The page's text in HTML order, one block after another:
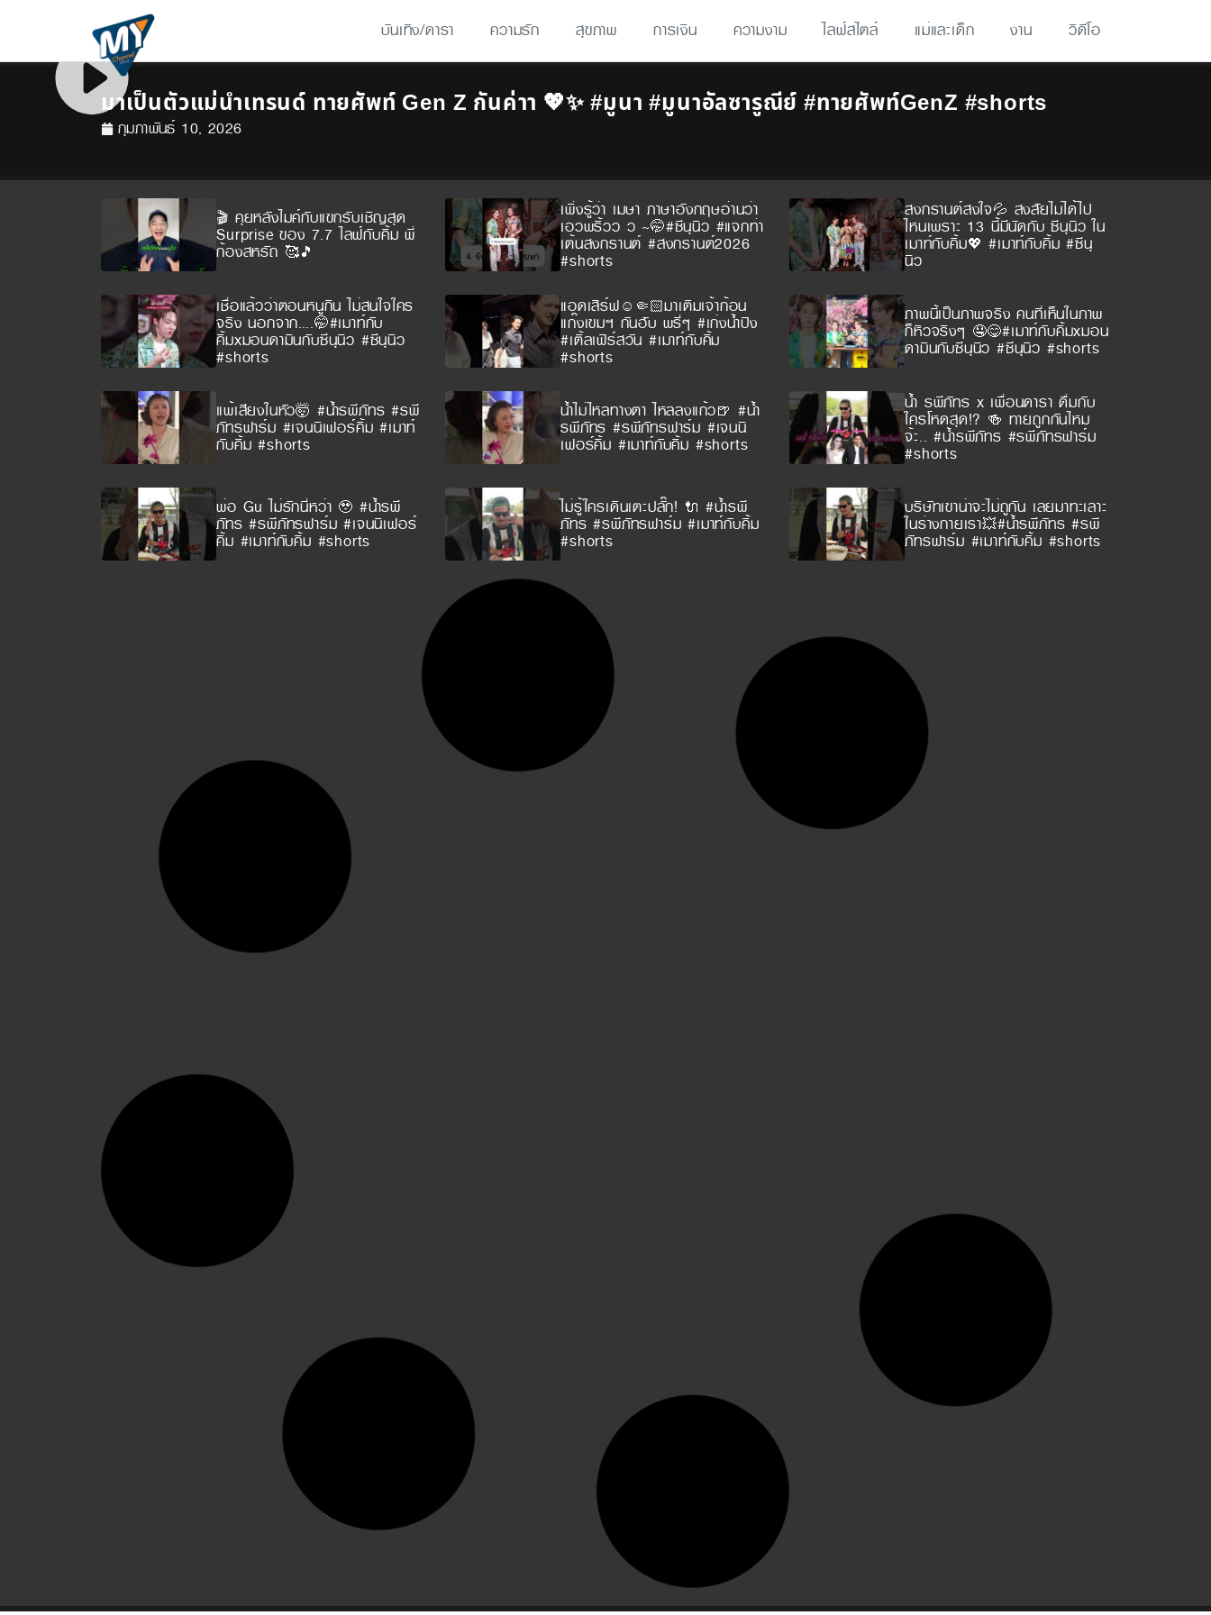
บันเทิง/ดารา ความรัก สุขภาพ การเงิน ความงาม ไลฟ์สไตล์ แม่และเด็ก งาน วิดีโอ
มาเป็นตัวแม่นำเทรนด์ ทายศัพท์ Gen Z กันค่าา 💖✨ #มูนา #มูนาอัลซารูณีย์ #ทายศัพท์GenZ #shorts
กุมภาพันธ์ 10, 2026
🎬 คุยหลังไมค์กับแขกรับเชิญสุด
Surprise ของ 7.7 ไลฟ์กับคิ้ม พี่
ก้องสหรัถ 🥰🎵
เพิ่งรู้ว่า เมษา ภาษาอังกฤษอ่านว่า
เอวพริ้วว ว ~🤭#ซีนุนิว #แจกท่า
เต้นสงกรานต์ #สงกรานต์2026
#shorts
สงกรานต์สงใจ💦 สงสัยไม่ได้ไป
ไหนเพราะ 13 นี้มีนัดกับ ซีนุนิว ใน
เมาท์กับคิ้ม💖 #เมาท์กับคิ้ม #ซีนุ
นิว
เชื่อแล้วว่าตอนหนูกิน ไม่สนใจใคร
จริง นอกจาก….🤭#เมาท์กับ
คิ้มxมอนดามินกับซีนุนิว #ซีนุนิว
#shorts
แอดเสิร์ฟ☺️🤏🏻มาเติมเจ้าก้อน
แก๊งเขมฯ กันฮับ พรี่ๆ #เก่งน้ำปิง
#เติ้ลเฟิร์สวัน #เมาท์กับคิ้ม
#shorts
ภาพนี้เป็นภาพจริง คนที่เห็นในภาพ
ก็หิวจริงๆ 🤤😋#เมาท์กับคิ้มxมอน
ดามินกับซีนุนิว #ซีนุนิว #shorts
แพ้เสียงในหัว🤯 #น้ำรพีภัทร #รพี
ภัทรฟาร์ม #เจนนิเฟอร์คิ้ม #เมาท์
กับคิ้ม #shorts
น้ำไม่ไหลทางตา ไหลลงแก้ว🍺 #น้ำ
รพีภัทร #รพีภัทรฟาร์ม #เจนนิ
เฟอร์คิ้ม #เมาท์กับคิ้ม #shorts
น้ำ รพีภัทร x เพื่อนดารา ดื่มกับ
ใครโหดสุด!? 🍻 ทายถูกกันไหม
จ้ะ.. #น้ำรพีภัทร #รพีภัทรฟาร์ม
#shorts
พ่อ Gu ไม่รักนี่หว่า 🥹 #น้ำรพี
ภัทร #รพีภัทรฟาร์ม #เจนนิเฟอร์
คิ้ม #เมาท์กับคิ้ม #shorts
ไม่รู้ใครเดินเตะปลั๊ก! 🔌 #น้ำรพี
ภัทร #รพีภัทรฟาร์ม #เมาท์กับคิ้ม
#shorts
บริษัทเขาน่าจะไม่ถูกัน เลยมาทะเลาะ
ในร่างกายเรา💥#น้ำรพีภัทร #รพี
ภัทรฟาร์ม #เมาท์กับคิ้ม #shorts